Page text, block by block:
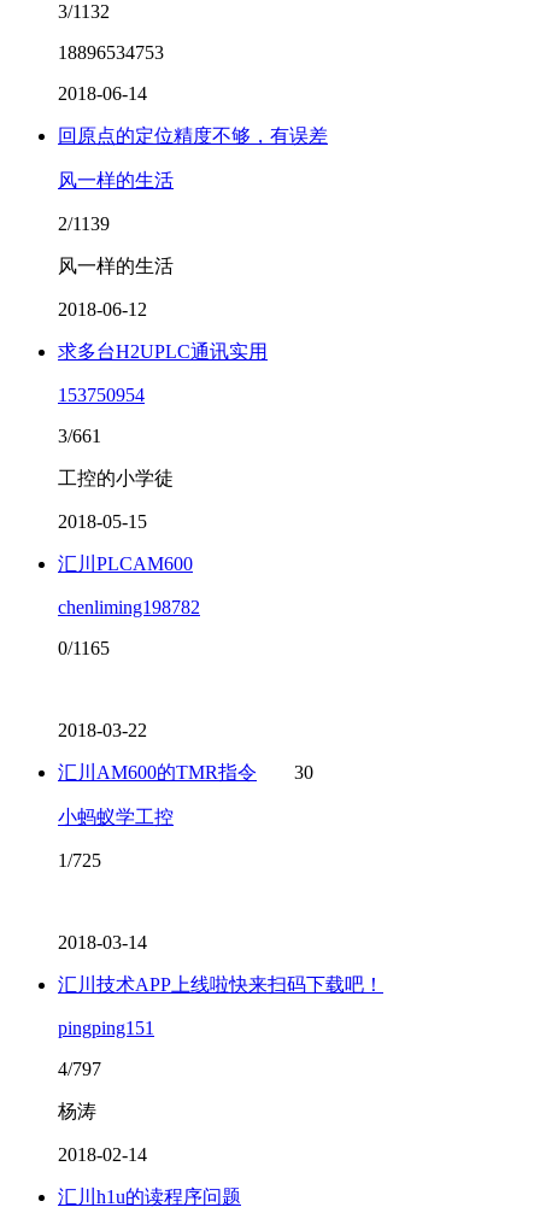
3/1132
18896534753
2018-06-14
回原点的定位精度不够，有误差
风一样的生活
2/1139
风一样的生活
2018-06-12
求多台H2UPLC通讯实用
153750954
3/661
工控的小学徒
2018-05-15
汇川PLCAM600
chenliming198782
0/1165
2018-03-22
汇川AM600的TMR指令 30
小蚂蚁学工控
1/725
2018-03-14
汇川技术APP上线啦快来扫码下载吧！
pingping151
4/797
杨涛
2018-02-14
汇川h1u的读程序问题